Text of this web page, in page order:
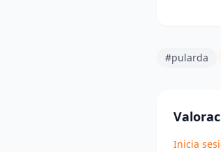
#pularda
Inicia